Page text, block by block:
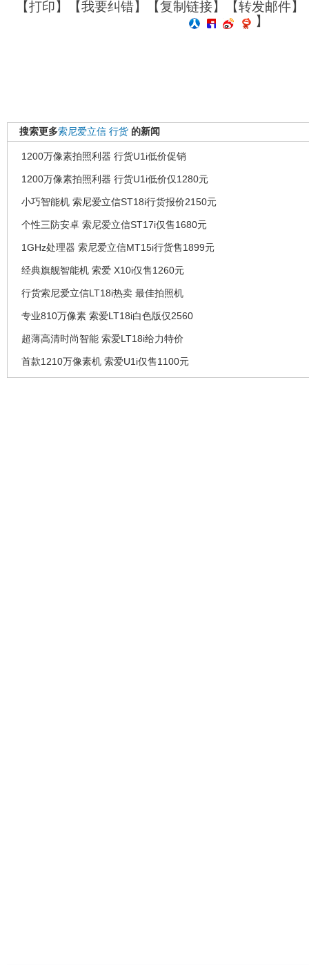
【打印】【我要纠错】【复制链接】【转发邮件】
】
搜索更多索尼爱立信 行货 的新闻
1200万像素拍照利器 行货U1i低价促销
1200万像素拍照利器 行货U1i低价仅1280元
小巧智能机 索尼爱立信ST18i行货报价2150元
个性三防安卓 索尼爱立信ST17i仅售1680元
1GHz处理器 索尼爱立信MT15i行货售1899元
经典旗舰智能机 索爱 X10i仅售1260元
行货索尼爱立信LT18i热卖 最佳拍照机
专业810万像素 索爱LT18i白色版仅2560
超薄高清时尚智能 索爱LT18i给力特价
首款1210万像素机 索爱U1i仅售1100元